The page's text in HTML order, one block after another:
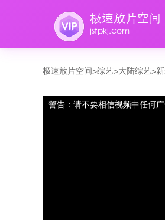
极速放片空间>综艺>大陆综艺>
警告：请不要相信视频中任何广